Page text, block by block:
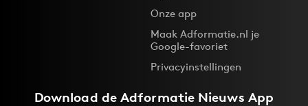
Onze app
Maak Adformatie.nl je
Google-favoriet
Privacyinstellingen
Download deAdformatie Nieuws App